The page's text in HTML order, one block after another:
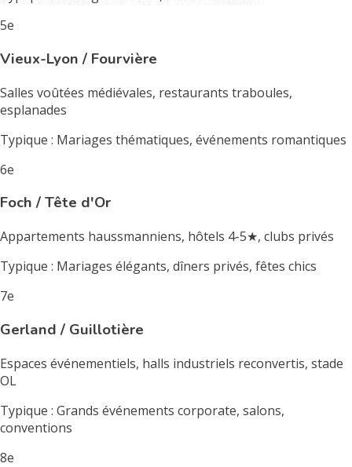
5e
Vieux-Lyon / Fourvière
Salles voûtées médiévales, restaurants traboules,
esplanades
Typique : Mariages thématiques, événements romantiques
6e
Foch / Tête d'Or
Appartements haussmanniens, hôtels 4-5★, clubs privés
Typique : Mariages élégants, dîners privés, fêtes chics
7e
Gerland / Guillotière
Espaces événementiels, halls industriels reconvertis, stade
OL
Typique : Grands événements corporate, salons,
conventions
8e